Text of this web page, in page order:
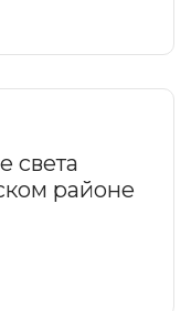
света
районе